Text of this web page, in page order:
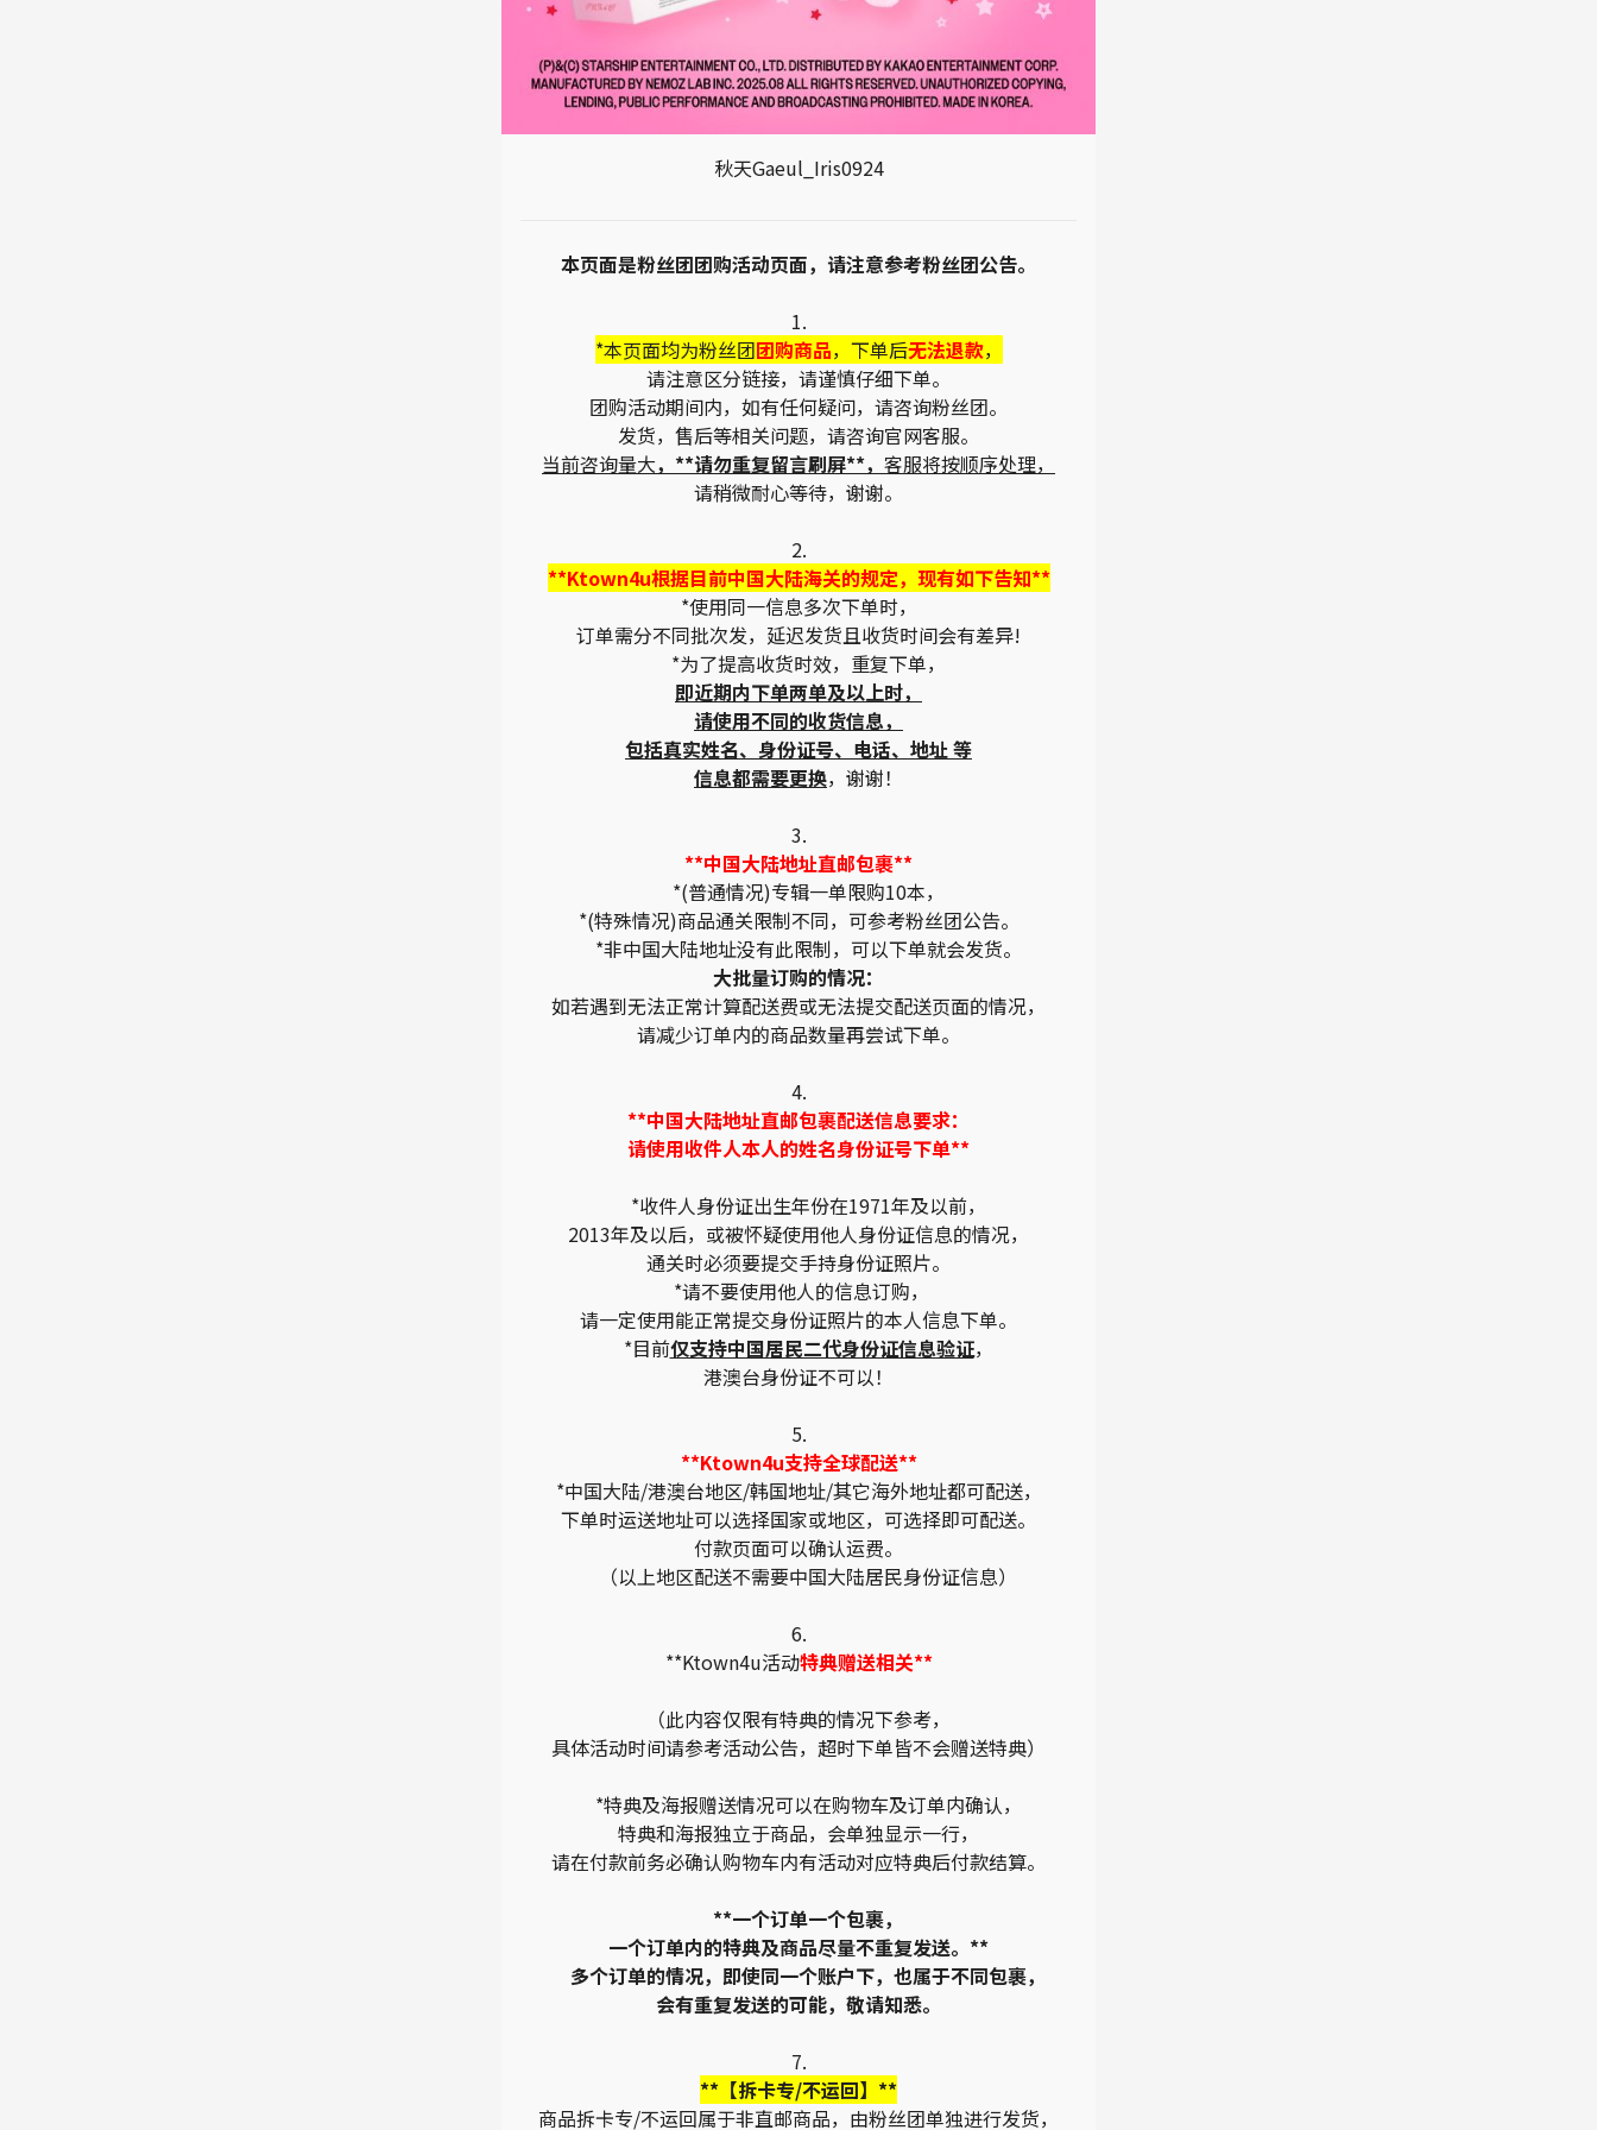
秋天Gaeul_Iris0924
本页面是粉丝团团购活动页面，请注意参考粉丝团公告。
1.
*本页面均为粉丝团团购商品，下单后无法退款，
请注意区分链接，请谨慎仔细下单。
团购活动期间内，如有任何疑问，请咨询粉丝团。
发货，售后等相关问题，请咨询官网客服。
当前咨询量大，**请勿重复留言刷屏**， 客服将按顺序处理，
请稍微耐心等待，谢谢。
2.
**Ktown4u根据目前中国大陆海关的规定，现有如下告知**
*使用同一信息多次下单时，
订单需分不同批次发，延迟发货且收货时间会有差异!
*为了提高收货时效，重复下单，
即近期内下单两单及以上时，
请使用不同的收货信息，
包括真实姓名、身份证号、电话、地址 等
信息都需要更换，谢谢！
3.
**中国大陆地址直邮包裹**
*(普通情况)专辑一单限购10本，
*(特殊情况)商品通关限制不同，可参考粉丝团公告。
*非中国大陆地址没有此限制，可以下单就会发货。
大批量订购的情况：
如若遇到无法正常计算配送费或无法提交配送页面的情况，
请减少订单内的商品数量再尝试下单。
4.
**中国大陆地址直邮包裹配送信息要求：
请使用收件人本人的姓名身份证号下单**
*收件人身份证出生年份在1971年及以前，
2013年及以后，或被怀疑使用他人身份证信息的情况，
通关时必须要提交手持身份证照片。
*请不要使用他人的信息订购，
请一定使用能正常提交身份证照片的本人信息下单。
*目前仅支持中国居民二代身份证信息验证，
港澳台身份证不可以！
5.
**Ktown4u支持全球配送**
*中国大陆/港澳台地区/韩国地址/其它海外地址都可配送，
下单时运送地址可以选择国家或地区，可选择即可配送。
付款页面可以确认运费。
（以上地区配送不需要中国大陆居民身份证信息）
6.
**Ktown4u活动特典赠送相关**
（此内容仅限有特典的情况下参考，
具体活动时间请参考活动公告，超时下单皆不会赠送特典）
*特典及海报赠送情况可以在购物车及订单内确认，
特典和海报独立于商品，会单独显示一行，
请在付款前务必确认购物车内有活动对应特典后付款结算。
**一个订单一个包裹，
一个订单内的特典及商品尽量不重复发送。**
多个订单的情况，即使同一个账户下，也属于不同包裹，
会有重复发送的可能，敬请知悉。
7.
**【拆卡专/不运回】**
商品拆卡专/不运回属于非直邮商品，由粉丝团单独进行发货，